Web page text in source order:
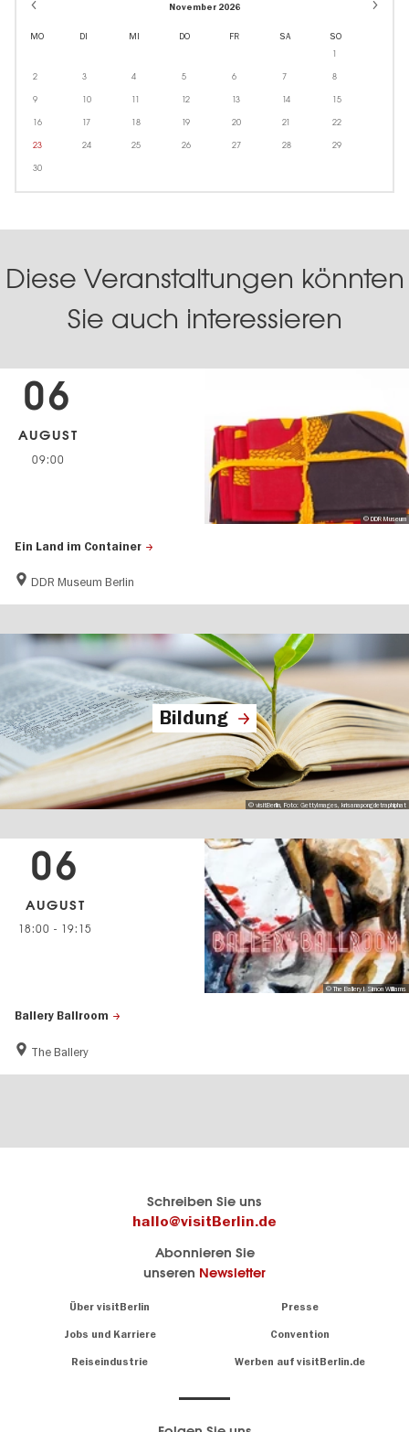
November 2026
MO DI MI DO FR SA SO
1
2 3 4 5 6 7 8
9 10 11 12 13 14 15
16 17 18 19 20 21 22
23 24 25 26 27 28 29
30
Diese Veranstaltungen könnten
Sie auch interessieren
Ein Land im Container
DDR Museum Berlin
06
AUGUST
09:00
© DDR Museum
Bildung
© visitBerlin, Foto: GettyImages, krisanapongdetraphiphat
Ballery Ballroom
The Ballery
06
AUGUST
18:00 - 19:15
© The Ballery I Simon Williams
Schreiben Sie uns
hallo@visitBerlin.de
Abonnieren Sie
unseren Newsletter
Über visitBerlin Presse
Jobs und Karriere Convention
Reiseindustrie Werben auf visitBerlin.de
sind
für Sie da.
Insidertipps